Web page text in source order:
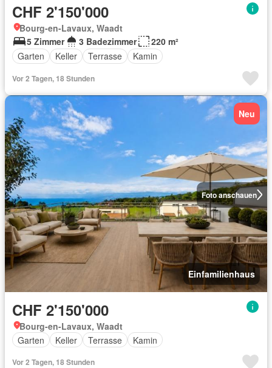
CHF 2'150'000
Bourg-en-Lavaux, Waadt
5 Zimmer
3 Badezimmer
220 m²
Garten
Keller Terrasse Kamin
Vor 2 Tagen, 18 Stunden
Foto anschauen
Neu
Einfamilienhaus
CHF 2'150'000
Bourg-en-Lavaux, Waadt
Garten
Keller Terrasse Kamin
Vor 2 Tagen, 18 Stunden